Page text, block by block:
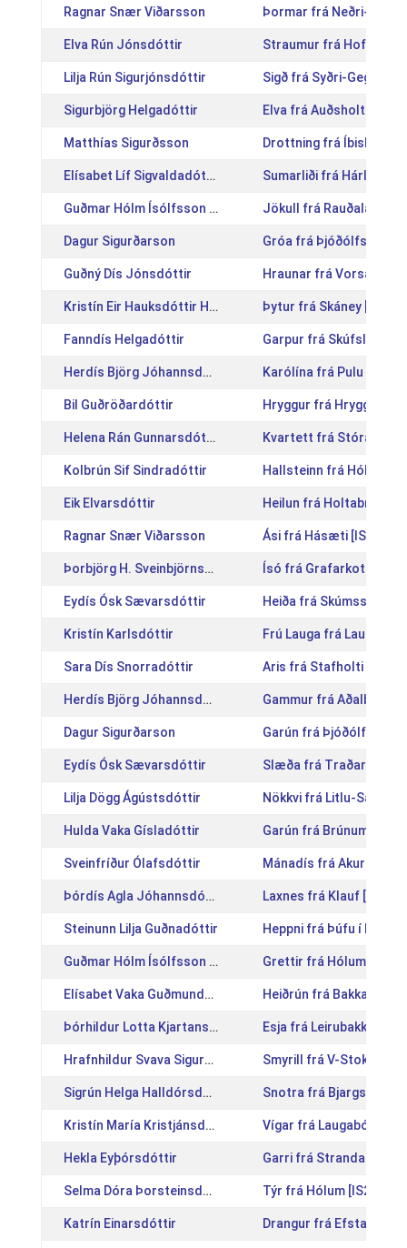
Ragnar Snær Viðarsson Þormar frá Neðri-Hrepp
Elva Rún Jónsdóttir Straumur frá
Lilja Rún Sigurjónsdóttir Sigð frá Syðri-
Sigurbjörg Helgadóttir Elva frá
Matthías Sigurðsson Drottning frá Íbishóli
Elísabet Líf Sigvaldadóttir Sumarliði frá
Guðmar Hólm Ísólfsson Líndal Jökull frá Rauðalæk
Dagur Sigurðarson Gróa frá Þjóðólfshaga
Guðný Dís Jónsdóttir Hraunar frá Vorsabæ II
Kristín Eir Hauksdóttir Holake Þytur frá Skáney
Fanndís Helgadóttir Garpur frá Skúfslæk
Herdís Björg Jóhannsdóttir Karólína frá Pulu
Bil Guðröðardóttir Hryggur frá Hryggstekk
Helena Rán Gunnarsdóttir Kvartett frá Stóra-Ási
Kolbrún Sif Sindradóttir Hallsteinn frá Hólum
Eik Elvarsdóttir Heilun frá Holtabrún
Ragnar Snær Viðarsson Ási frá Hásæti
Þorbjörg H. Sveinbjörnsdóttir Ísó frá Grafarkoti
Eydís Ósk Sævarsdóttir Heiða frá
Kristín Karlsdóttir Frú Lauga frá
Sara Dís Snorradóttir Aris frá Stafholti
Herdís Björg Jóhannsdóttir Gammur frá Aðalbóli
Dagur Sigurðarson Garún frá Þjóðólfshaga
Eydís Ósk Sævarsdóttir Slæða frá Traðarholti
Lilja Dögg Ágústsdóttir Nökkvi frá Litlu-Sandvík
Hulda Vaka Gísladóttir Garún frá Brúnum
Sveinfríður Ólafsdóttir Mánadís frá Akureyri
Þórdís Agla Jóhannsdóttir Laxnes frá Klauf
Steinunn Lilja Guðnadóttir Heppni frá Þúfu í
Guðmar Hólm Ísólfsson Líndal Grettir frá Hólum
Elísabet Vaka Guðmundsdóttir Heiðrún frá Bakkakoti
Þórhildur Lotta Kjartansdóttir Esja frá Leirubakka
Hrafnhildur Svava Sigurðardóttir Smyrill frá V-
Sigrún Helga Halldórsdóttir Snotra frá Bjargshóli
Kristín María Kristjánsdóttir Vígar frá Laugabóli
Hekla Eyþórsdóttir Garri frá
Selma Dóra Þorsteinsdóttir Týr frá Hólum
Katrín Einarsdóttir Drangur frá Efsta-Dal II